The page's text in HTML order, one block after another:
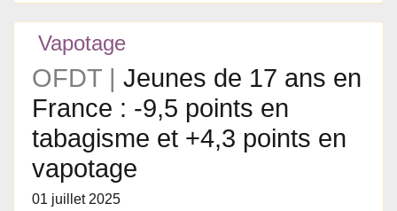
Vapotage
OFDT | Jeunes de 17 ans en
France : -9,5 points en
tabagisme et +4,3 points en
vapotage
01 juillet 2025